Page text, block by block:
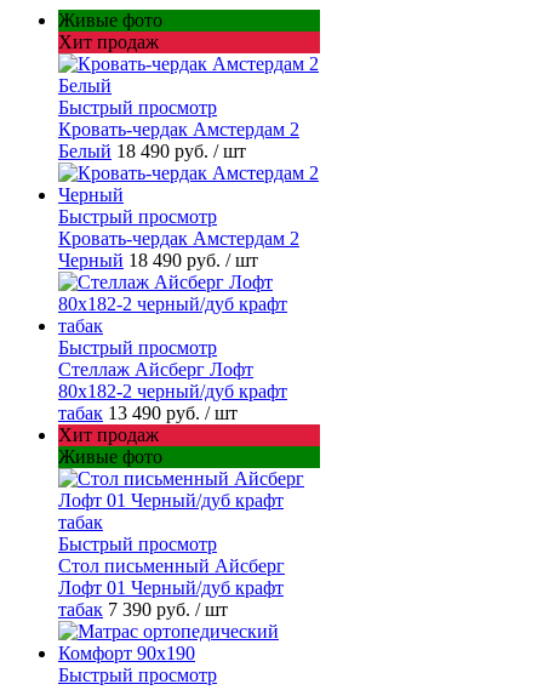
Живые фото
Хит продаж
Быстрый просмотр
Кровать-чердак Амстердам 2
Белый 18 490 руб. / шт
Быстрый просмотр
Кровать-чердак Амстердам 2
Черный 18 490 руб. / шт
Быстрый просмотр
Стеллаж Айсберг Лофт
80х182-2 черный/дуб крафт
табак 13 490 руб. / шт
Хит продаж
Живые фото
Быстрый просмотр
Стол письменный Айсберг
Лофт 01 Черный/дуб крафт
табак 7 390 руб. / шт
Быстрый просмотр